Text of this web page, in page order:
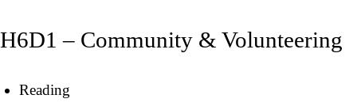
H6D1 – Community & Volunteering
Reading